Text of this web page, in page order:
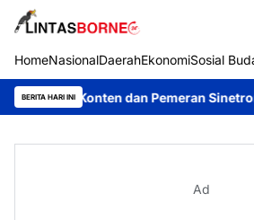
HomeNasionalDaerahEkonomiSosial
BERITA HARI INI
dan Pemeran Sinetron Dina Maulidah
Ad